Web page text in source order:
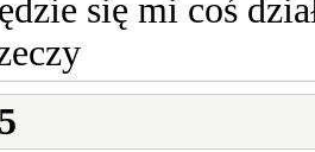
się mi coś